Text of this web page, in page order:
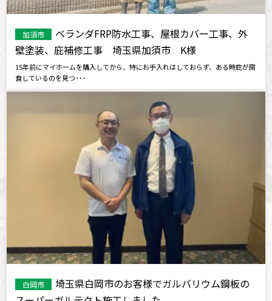
加須市
ベランダFRP防水工事、屋根カバー工事、外
壁塗装、庇補修工事 埼玉県加須市 K様
15年前にマイホームを購入してから、特にお手入れはしておらず、ある時庇が腐
食しているのを見つ･･･
白岡市
埼玉県白岡市のお客様でガルバリウム鋼板の